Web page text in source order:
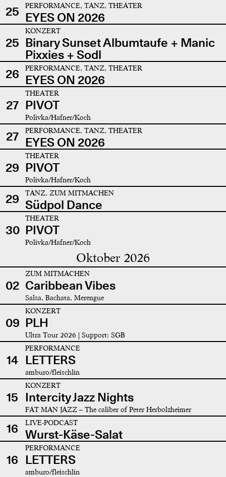
25 PERFORMANCE, TANZ, THEATER
EYES ON 2026
25
KONZERT
Binary Sunset Albumtaufe + Manic
Pixxies + Sodl
26
PERFORMANCE, TANZ, THEATER
EYES ON 2026
27
THEATER
PIVOT
Polivka/Hafner/Koch
27 PERFORMANCE, TANZ, THEATER
EYES ON 2026
29
THEATER
PIVOT
Polivka/Hafner/Koch
29 TANZ, ZUM MITMACHEN
Südpol Dance
30
THEATER
PIVOT
Polivka/Hafner/Koch
Oktober 2026
02
ZUM MITMACHEN
Caribbean Vibes
Salsa, Bachata, Merengue
09
KONZERT
PLH
Ultra Tour 2026 | Support: SGB
14
PERFORMANCE
LETTERS
amburo/fleischlin
15
KONZERT
Intercity Jazz Nights
FAT MAN JAZZ – The caliber of Peter Herbolzheimer
16 LIVE-PODCAST
Wurst-Käse-Salat
16
PERFORMANCE
LETTERS
amburo/fleischlin